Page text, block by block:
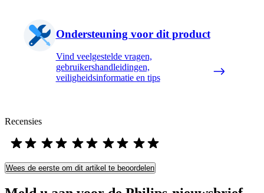
Ondersteuning voor dit product
Vind veelgestelde vragen,
gebruikershandleidingen,
veiligheidsinformatie en tips
Recensies
Wees de eerste om dit artikel te beoordelen